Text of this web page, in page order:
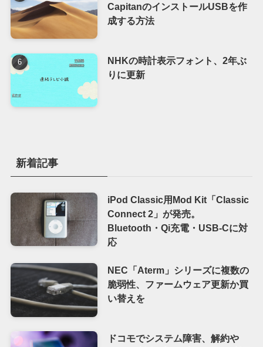
CapitanのインストールUSBを作
成する方法
NHKの時計表示フォント、2年ぶ
りに更新
新着記事
iPod Classic用Mod Kit「Classic
Connect 2」が発売。
Bluetooth・Qi充電・USB-Cに対
応
NEC「Aterm」シリーズに複数の
脆弱性、ファームウェア更新か買
い替えを
ドコモでシステム障害、解約や